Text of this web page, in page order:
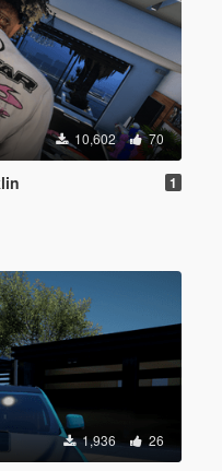
10,602 70
1
1,936 26